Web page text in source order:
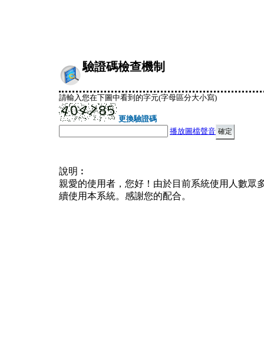
驗證碼檢查機制
請輸入您在下圖中看到的字元(字母區分大小寫)
更換驗證碼
播放圖檔聲音
說明︰
親愛的使用者，您好！由於目前系統使用人數眾
續使用本系統。感謝您的配合。